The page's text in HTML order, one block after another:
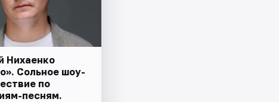
Нихаенко
Сольное шоу-
по
песням.